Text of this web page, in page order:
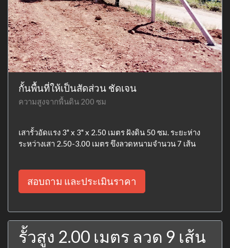
กั้นพื้นที่ให้เป็นสัดส่วน ชัดเจน
ความสูงจากพื้นดิน 200 ซม
เสารั้วอัดแรง 3" x 3" x 2.50 เมตร ฝังดิน 50 ซม. ระยะห่าง
ระหว่างเสา 2.50-3.00 เมตร ขึงลวดหนามจำนวน 7 เส้น
สอบถาม และประเมินราคา
รั้วสูง 2.00 เมตร ลวด 9 เส้น